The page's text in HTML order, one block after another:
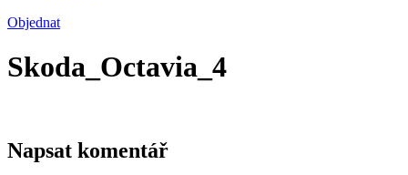
Objednat
Skoda_Octavia_4
Napsat komentář